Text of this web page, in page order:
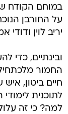
במוחם הקודח
על החורבן
יריב לוין
ובינתיים, כדי
החמור
חיים ביטון,
לתוכנית
למה? כי זה